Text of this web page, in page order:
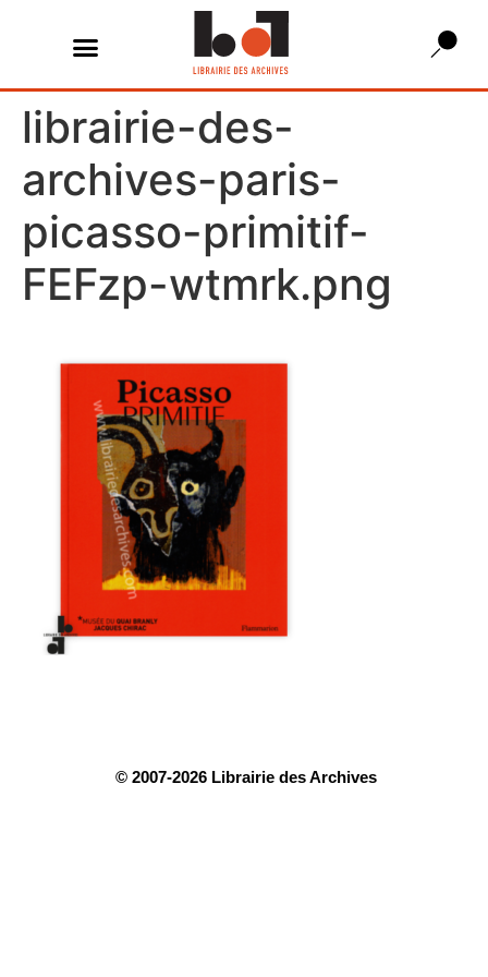
librairie-des-
archives-paris-
picasso-primitif-
FEFzp-wtmrk.png
© 2007-2026 Librairie des Archives